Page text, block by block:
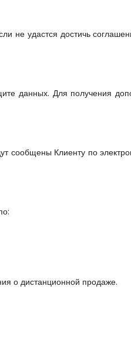
не удастся достичь
данных. Для получения
сообщены Клиенту по
о дистанционной продаже.